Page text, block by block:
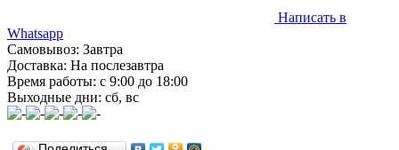
Написать в
Whatsapp
Самовывоз: Завтра
Доставка: На послезавтра
Время работы: с 9:00 до 18:00
Выходные дни: сб, вс